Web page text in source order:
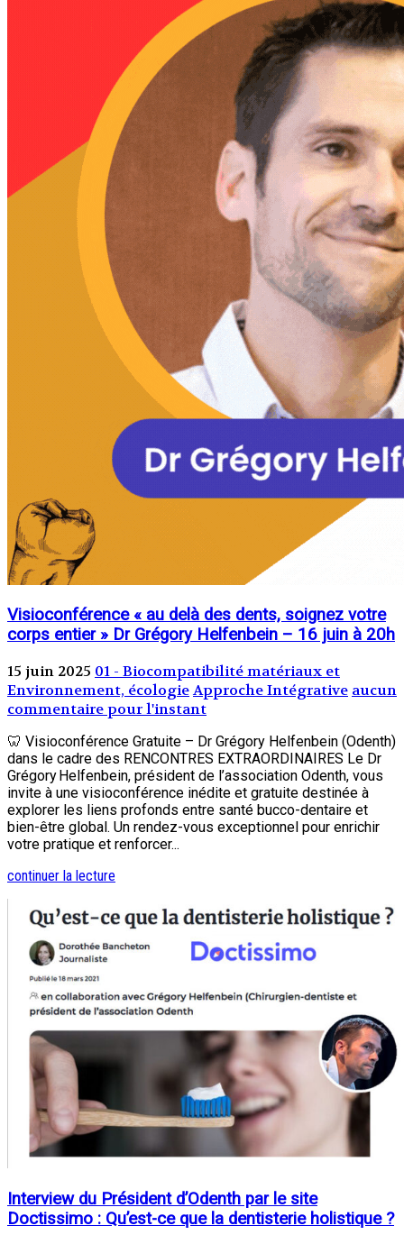
Visioconférence « au delà des dents, soignez votre
corps entier » Dr Grégory Helfenbein – 16 juin à 20h
15 juin 2025 01 - Biocompatibilité matériaux et
Environnement, écologieApproche Intégrative aucun
commentaire pour l'instant
🦷 Visioconférence Gratuite – Dr Grégory Helfenbein (Odenth)
dans le cadre des RENCONTRES EXTRAORDINAIRES Le Dr
Grégory Helfenbein, président de l’association Odenth, vous
invite à une visioconférence inédite et gratuite destinée à
explorer les liens profonds entre santé bucco-dentaire et
bien-être global. Un rendez-vous exceptionnel pour enrichir
votre pratique et renforcer...
continuer la lecture
Interview du Président d’Odenth par le site
Doctissimo : Qu’est-ce que la dentisterie holistique ?